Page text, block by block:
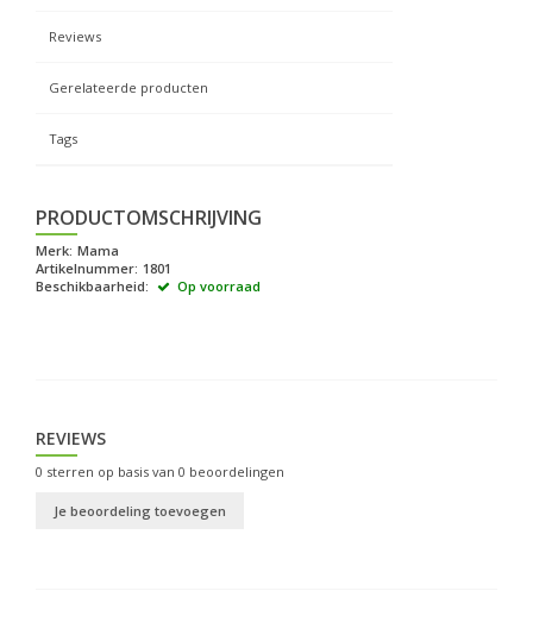
Reviews
Gerelateerde producten
Tags
PRODUCTOMSCHRIJVING
Merk: Mama
Artikelnummer: 1801
Beschikbaarheid:
Op voorraad
REVIEWS
0 sterren op basis van 0 beoordelingen
Je beoordeling toevoegen